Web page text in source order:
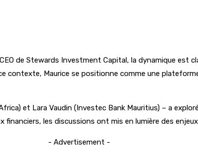
de Stewards Investment Capital, la dynamique est
contexte, Maurice se positionne comme une
et Lara Vaudin (Investec Bank Mauritius) – a
les discussions ont mis en lumière des
- Advertisement -